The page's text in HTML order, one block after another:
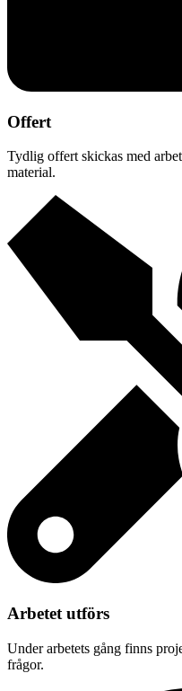
Offert
Tydlig offert skickas med
material.
Arbetet utförs
Under arbetets gång finns
frågor.